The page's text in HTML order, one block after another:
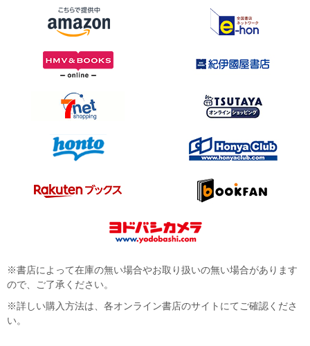
※書店によって在庫の無い場合やお取り扱いの無い場合があります
ので、ご了承ください。
※詳しい購入方法は、各オンライン書店のサイトにてご確認くださ
い。